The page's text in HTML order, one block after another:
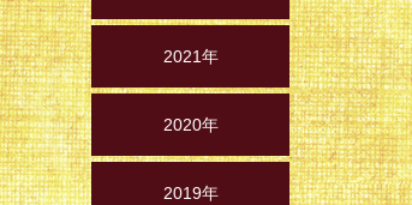
2021年
2020年
2019年